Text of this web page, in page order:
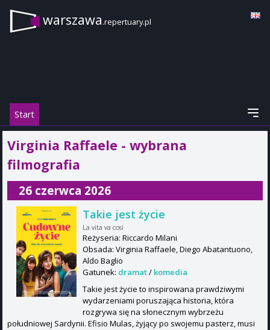
warszawa.repertuary.pl
Start
Virginia Raffaele - wybrana
filmografia
26 czerwca 2026
Takie jest życie
La vita va cosi
Reżyseria: Riccardo Milani
Obsada: Virginia Raffaele, Diego Abatantuono,
Aldo Baglio
Gatunek: dramat/ komedia
Takie jest życie to inspirowana prawdziwymi
wydarzeniami poruszająca historia, która
rozgrywa się na słonecznym wybrzeżu
południowej Sardynii. Efisio Mulas, żyjący po swojemu pasterz, musi